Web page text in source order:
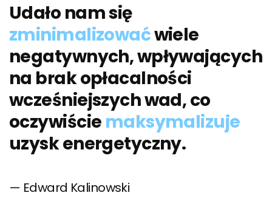
Udało nam się
zminimalizowaćwiele
negatywnych, wpływających
na brak opłacalności
wcześniejszych wad, co
oczywiście maksymalizuje
uzysk energetyczny.
Edward Kalinowski